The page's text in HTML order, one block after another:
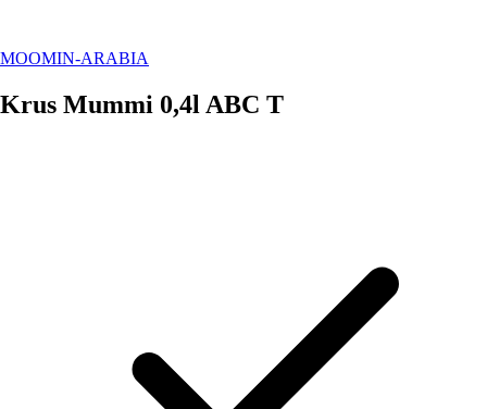
MOOMIN-ARABIA
Krus Mummi 0,4l ABC T